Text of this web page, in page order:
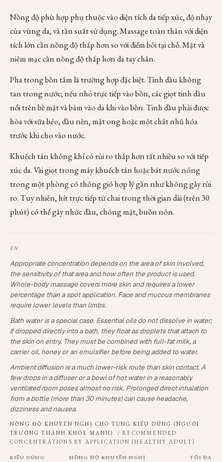
Nồng độ phù hợp phụ thuộc vào diện tích da tiếp xúc, độ nhạy
của vùng da, và tần suất sử dụng. Massage toàn thân với diện
tích lớn cần nồng độ thấp hơn so với điểm bôi tại chỗ. Mặt và
niêm mạc cần nồng độ thấp hơn da tay chân.
Pha trong bồn tắm là trường hợp đặc biệt. Tinh dầu không
tan trong nước; nếu nhỏ trực tiếp vào bồn, các giọt tinh dầu
nổi trên bề mặt và bám vào da khi vào bồn. Tinh dầu phải được
hòa với sữa béo, dầu nền, mật ong hoặc một chất nhũ hóa
trước khi cho vào nước.
Khuếch tán không khí có rủi ro thấp hơn rất nhiều so với tiếp
xúc da. Vài giọt trong máy khuếch tán hoặc bát nước nóng
trong một phòng có thông gió hợp lý gần như không gây rủi
ro. Tuy nhiên, hít trực tiếp từ chai trong thời gian dài (trên 30
phút) có thể gây nhức đầu, chóng mặt, buồn nôn.
Appropriate concentration depends on the area of skin involved,
the sensitivity of that area and how often the product is used.
Whole-body massage covers more skin and requires a lower
percentage than a spot application. Face and mucous membranes
require lower levels than limbs.
Bath water is a special case. Essential oils do not dissolve in water;
if dropped directly into a bath, they float as droplets that attach to
the skin on entry. They must be combined with full-fat milk, a
carrier oil, honey or an emulsifier before being added to water.
Ambient diffusion is a much lower-risk route than skin contact. A
few drops in a diffuser or a bowl of hot water in a reasonably
ventilated room poses almost no risk. Prolonged direct inhalation
from a bottle (more than 30 minutes) can cause headache,
dizziness and nausea.
NỒNG ĐỘ KHUYẾN NGHỊ CHO TỪNG KIỂU DÙNG (NGƯỜI
TRƯỞNG THÀNH KHỎE MẠNH)
/ RECOMMENDED
CONCENTRATIONS BY APPLICATION (HEALTHY ADULT)
KIỂU DÙNG
NỒNG ĐỘ KHUYẾN NGHỊ
TỐI ĐA